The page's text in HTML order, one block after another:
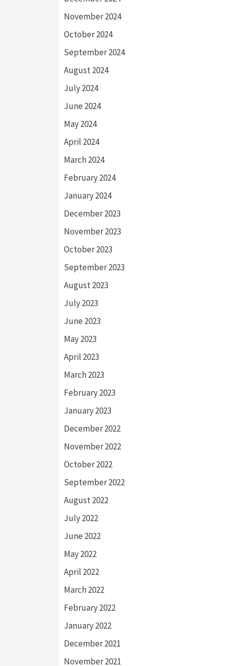
November 2024
October 2024
September 2024
August 2024
July 2024
June 2024
May 2024
April 2024
March 2024
February 2024
January 2024
December 2023
November 2023
October 2023
September 2023
August 2023
July 2023
June 2023
May 2023
April 2023
March 2023
February 2023
January 2023
December 2022
November 2022
October 2022
September 2022
August 2022
July 2022
June 2022
May 2022
April 2022
March 2022
February 2022
January 2022
December 2021
November 2021